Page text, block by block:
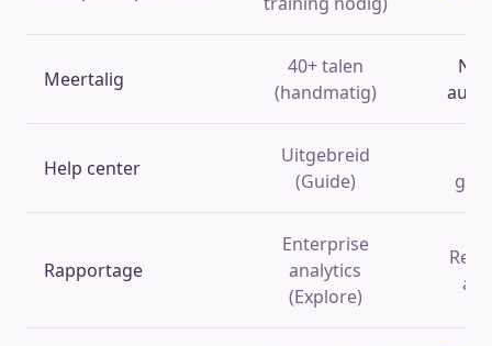
Meertalig
40+ talen
(handmatig)
NL,
Help center
Uitgebreid
(Guide)
Rapportage
Enterprise
analytics
(Explore)